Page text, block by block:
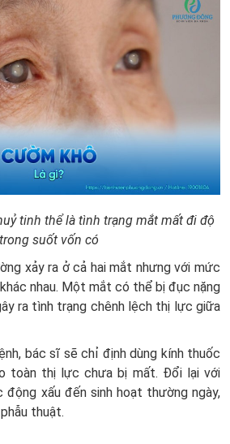
tinh thể là tình trạng mắt mất đi độ
trong suốt vốn có
xảy ra ở cả hai mắt nhưng với mức
nhau. Một mắt có thể bị đục nặng
ra tình trạng chênh lệch thị lực giữa
bác sĩ sẽ chỉ định dùng kính thuốc
toàn thị lực chưa bị mất. Đổi lại với
xấu đến sinh hoạt thường ngày,
thuật.